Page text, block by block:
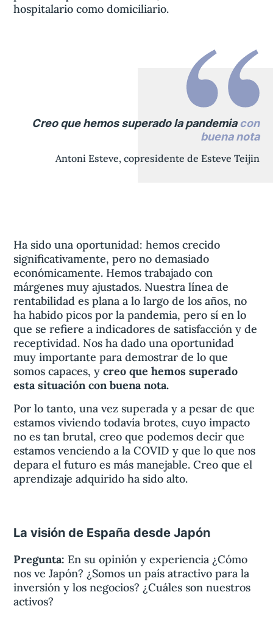
hospitalario como domiciliario.
Creo que hemos superado la pandemiacon
buena nota
Antoni Esteve, copresidente de Esteve Teijin
Ha sido una oportunidad: hemos crecido
significativamente, pero no demasiado
económicamente. Hemos trabajado con
márgenes muy ajustados. Nuestra línea de
rentabilidad es plana a lo largo de los años, no
ha habido picos por la pandemia, pero sí en lo
que se refiere a indicadores de satisfacción y de
receptividad. Nos ha dado una oportunidad
muy importante para demostrar de lo que
somos capaces, ycreo que hemos superado
esta situación con buena nota.
Por lo tanto, una vez superada y a pesar de que
estamos viviendo todavía brotes, cuyo impacto
no es tan brutal, creo que podemos decir que
estamos venciendo a la COVID y que lo que nos
depara el futuro es más manejable. Creo que el
aprendizaje adquirido ha sido alto.
La visión de España desde Japón
Pregunta: En su opinión y experiencia ¿Cómo
nos ve Japón? ¿Somos un país atractivo para la
inversión y los negocios? ¿Cuáles son nuestros
activos?